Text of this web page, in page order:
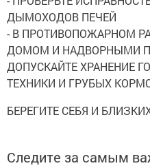
ДЫМОХОДОВ ПЕЧЕЙ
- В ПРОТИВОПОЖАРНОМ
ДОМОМ И НАДВОРНЫМИ
ДОПУСКАЙТЕ ХРАНЕНИЕ
ТЕХНИКИ И ГРУБЫХ
БЕРЕГИТЕ СЕБЯ И
Следите за самым